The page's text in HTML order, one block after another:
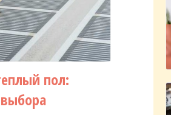
пол: